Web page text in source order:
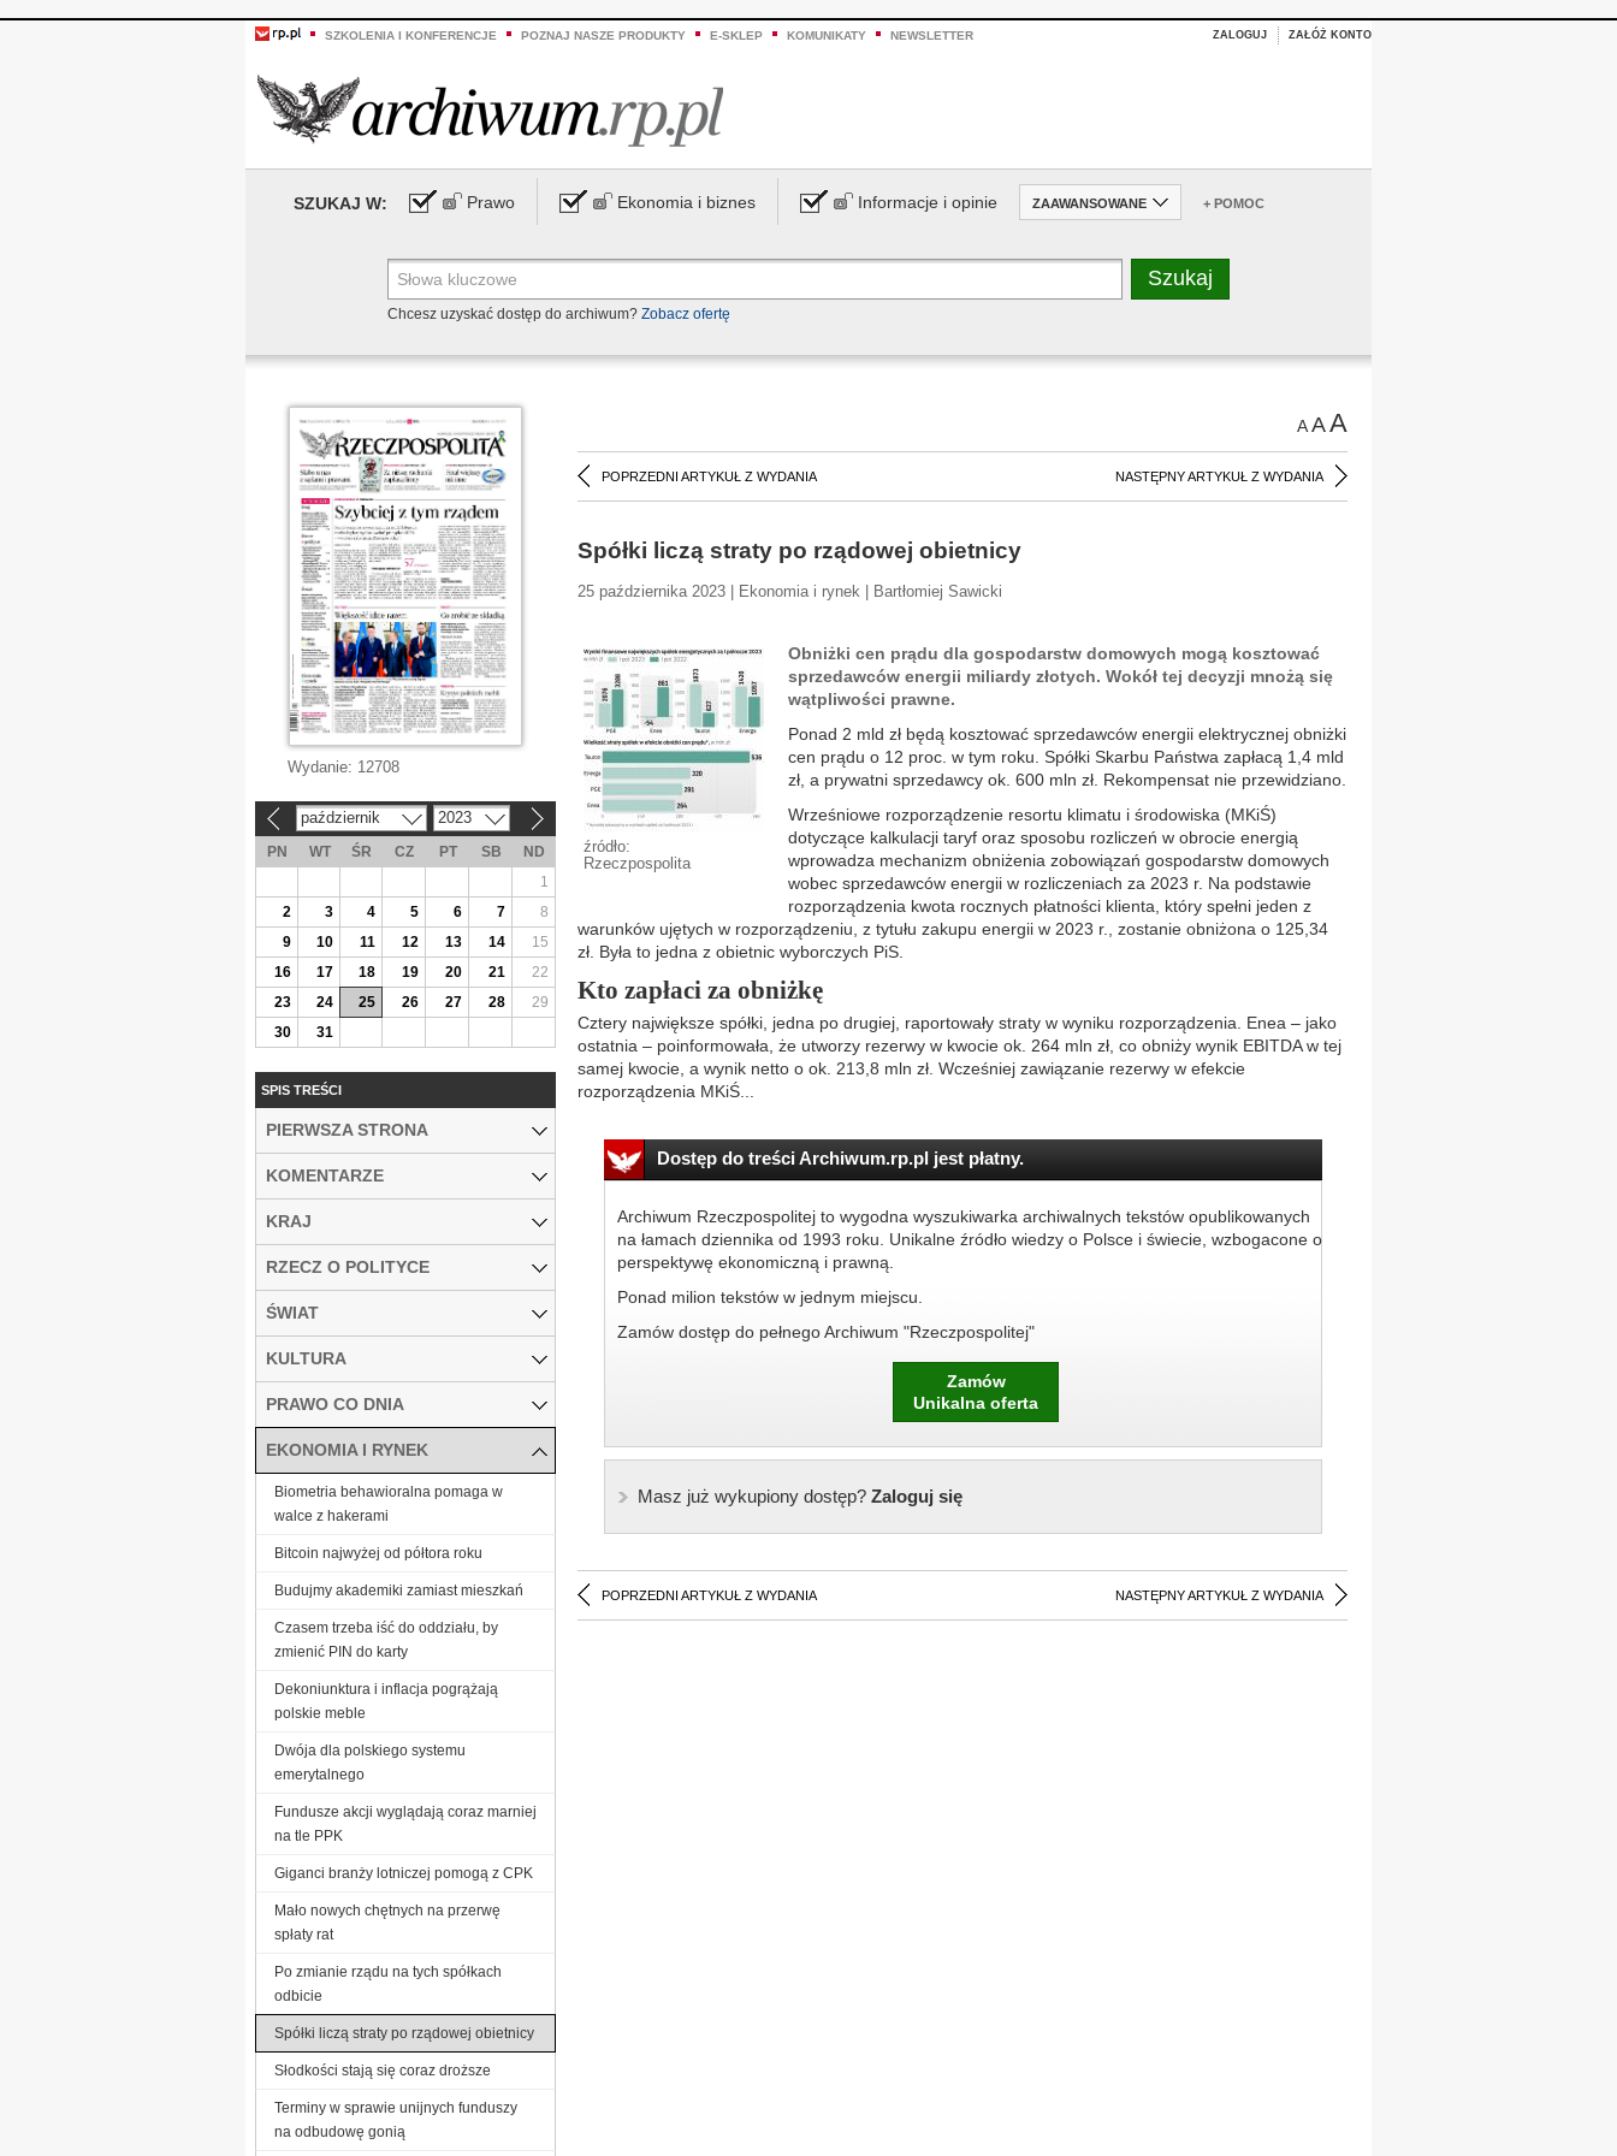
SZKOLENIA I KONFERENCJE POZNAJ NASZE PRODUKTY E-SKLEP KOMUNIKATY NEWSLETTER ZALOGUJ ZAŁÓŻ KONTO
SZUKAJ W: Prawo Ekonomia i biznes Informacje i opinie ZAAWANSOWANE + POMOC
Chcesz uzyskać dostęp do archiwum? Zobacz ofertę
AAA
POPRZEDNI ARTYKUŁ Z WYDANIA NASTĘPNY ARTYKUŁ Z WYDANIA
Spółki liczą straty po rządowej obietnicy
25 października 2023 | Ekonomia i rynek | Bartłomiej Sawicki
źródło:
Rzeczpospolita
Obniżki cen prądu dla gospodarstw domowych mogą kosztować
sprzedawców energii miliardy złotych. Wokół tej decyzji mnożą się
wątpliwości prawne.
Ponad 2 mld zł będą kosztować sprzedawców energii elektrycznej obniżki
cen prądu o 12 proc. w tym roku. Spółki Skarbu Państwa zapłacą 1,4 mld
zł, a prywatni sprzedawcy ok. 600 mln zł. Rekompensat nie przewidziano.
Wrześniowe rozporządzenie resortu klimatu i środowiska (MKiŚ)
dotyczące kalkulacji taryf oraz sposobu rozliczeń w obrocie energią
wprowadza mechanizm obniżenia zobowiązań gospodarstw domowych
wobec sprzedawców energii w rozliczeniach za 2023 r. Na podstawie
rozporządzenia kwota rocznych płatności klienta, który spełni jeden z
warunków ujętych w rozporządzeniu, z tytułu zakupu energii w 2023 r., zostanie obniżona o 125,34
zł. Była to jedna z obietnic wyborczych PiS.
Kto zapłaci za obniżkę
Cztery największe spółki, jedna po drugiej, raportowały straty w wyniku rozporządzenia. Enea – jako
ostatnia – poinformowała, że utworzy rezerwy w kwocie ok. 264 mln zł, co obniży wynik EBITDA w tej
samej kwocie, a wynik netto o ok. 213,8 mln zł. Wcześniej zawiązanie rezerwy w efekcie
rozporządzenia MKiŚ...
Dostęp do treści Archiwum.rp.pl jest płatny.
Archiwum Rzeczpospolitej to wygodna wyszukiwarka archiwalnych tekstów opublikowanych
na łamach dziennika od 1993 roku. Unikalne źródło wiedzy o Polsce i świecie, wzbogacone o
perspektywę ekonomiczną i prawną.
Ponad milion tekstów w jednym miejscu.
Zamów dostęp do pełnego Archiwum "Rzeczpospolitej"
Zamów
Unikalna oferta
Masz już wykupiony dostęp?Zaloguj się
POPRZEDNI ARTYKUŁ Z WYDANIA NASTĘPNY ARTYKUŁ Z WYDANIA
Wydanie: 12708
październik 2023
PN WT ŚR CZ PT SB
ND
1
2
3 4 5 6 7
8
9
10 11 12 13 14
15
16
17 18 19 20 21
22
23
24 25 26 27 28
29
30
31
SPIS TREŚCI
PIERWSZA STRONA
KOMENTARZE
KRAJ
RZECZ O POLITYCE
ŚWIAT
KULTURA
PRAWO CO DNIA
EKONOMIA I RYNEK
Biometria behawioralna pomaga w
walce z hakerami
Bitcoin najwyżej od półtora roku
Budujmy akademiki zamiast mieszkań
Czasem trzeba iść do oddziału, by
zmienić PIN do karty
Dekoniunktura i inflacja pogrążają
polskie meble
Dwója dla polskiego systemu
emerytalnego
Fundusze akcji wyglądają coraz marniej
na tle PPK
Giganci branży lotniczej pomogą z CPK
Mało nowych chętnych na przerwę
spłaty rat
Po zmianie rządu na tych spółkach
odbicie
Spółki liczą straty po rządowej obietnicy
Słodkości stają się coraz droższe
Terminy w sprawie unijnych funduszy
na odbudowę gonią